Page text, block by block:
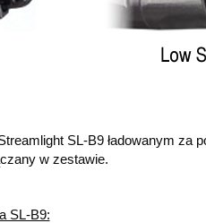
SL-B9 ładowanym za
w zestawie.
SL-B9: